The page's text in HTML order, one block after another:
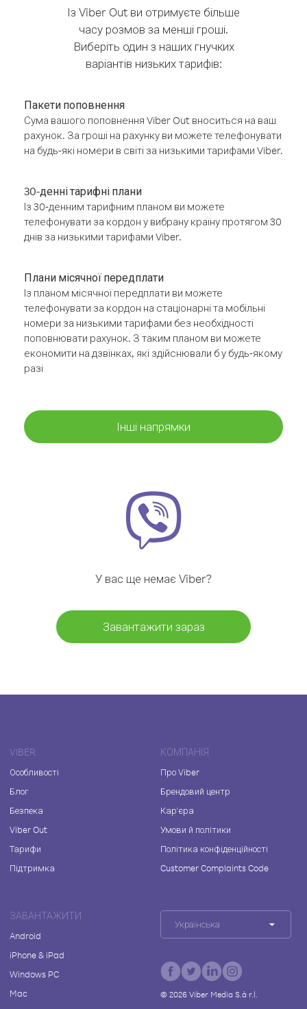
Із Viber Out ви отримуєте більше
часу розмов за менші гроші.
Виберіть один з наших гнучких
варіантів низьких тарифів:
Пакети поповнення
Сума вашого поповнення Viber Out вноситься на ваш
рахунок. За гроші на рахунку ви можете телефонувати
на будь-які номери в світі за низькими тарифами Viber.
30-денні тарифні плани
Із 30-денним тарифним планом ви можете
телефонувати за кордон у вибрану країну протягом 30
днів за низькими тарифами Viber.
Плани місячної передплати
Із планом місячної передплати ви можете
телефонувати за кордон на стаціонарні та мобільні
номери за низькими тарифами без необхідності
поповнювати рахунок. З таким планом ви можете
економити на дзвінках, які здійснювали б у будь-якому
разі
Інші напрямки
У вас ще немає Viber?
Завантажити зараз
VIBER
Особливості
Блог
Безпека
Viber Out
Тарифи
Підтримка
КОМПАНІЯ
Про Viber
Брендовий центр
Кар'єра
Умови й політики
Політика конфіденційності
Customer Complaints Code
ЗАВАНТАЖИТИ
Android
iPhone & iPad
Windows PC
Mac
Українська
© 2026Viber Media S.à r.l.